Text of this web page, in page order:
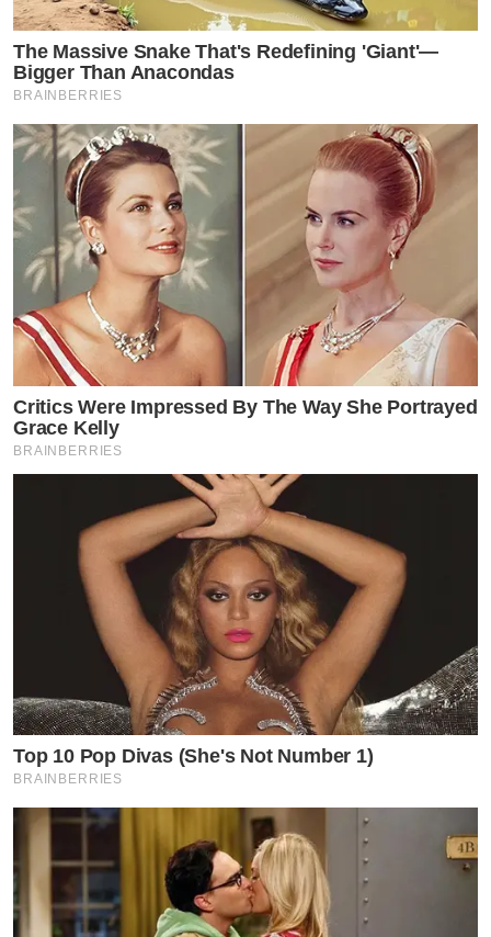
วาบจริงๆ ค่ะแม่!
ทั้งคู่โชว์ผิวเนียนละเอียด พร้อมซิกแพคเป็นลอนสวย สาด
แป้งสีขาวเบาๆ เพิ่มความอาร์ต แต่ที่ทำให้แฟนคลับหัวใจจะ
วาย คือความใกล้ชิดชนิดที่ลมหายใจรดต้นคอ!
มีการนำผีเสื้อมาประดับตามจุดต่างๆ ทั้งเปลือกตา ริมฝีปาก
และแผ่นอก ยิ่งเพิ่มความเซ็กซี่แบบละมุนตาเข้าไปอีก
มีการใช้พลาสติกใสและดอกไม้แห้งมาสร้างเลเยอร์ ให้ฟีลลิ่ง
เหมือนรักที่ต้องทะนุถนอมแต่แฝงไปด้วยความเร่าร้อนเบาๆ
The Massive Snake That's Redefining 'Giant'—
Bigger Than Anacondas
BRAINBERRIES
Critics Were Impressed By The Way She Portrayed
Grace Kelly
BRAINBERRIES
Top 10 Pop Divas (She's Not Number 1)
BRAINBERRIES